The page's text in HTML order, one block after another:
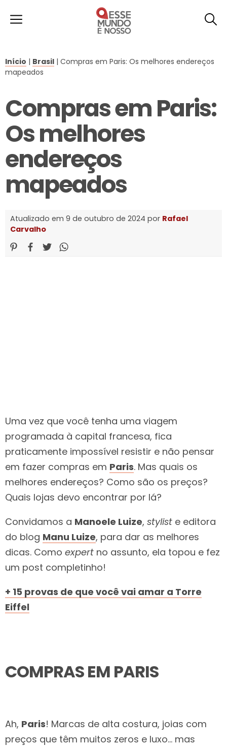
Início | Brasil | Compras em Paris: Os melhores endereços
mapeados
Compras em Paris:
Os melhores
endereços
mapeados
Atualizado em 9 de outubro de 2024 por Rafael
Carvalho
Uma vez que você tenha uma viagem
programada à capital francesa, fica
praticamente impossível resistir e não pensar
em fazer compras em Paris. Mas quais os
melhores endereços? Como são os preços?
Quais lojas devo encontrar por lá?
Convidamos a Manoele Luize, stylist e editora
do blog Manu Luize, para dar as melhores
dicas. Como expert no assunto, ela topou e fez
um post completinho!
+ 15 provas de que você vai amar a Torre
Eiffel
COMPRAS EM PARIS
Ah, Paris! Marcas de alta costura, joias com
preços que têm muitos zeros e luxo… mas